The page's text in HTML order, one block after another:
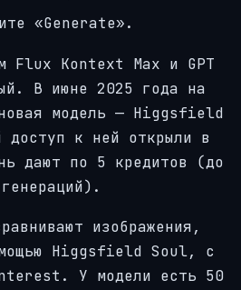
«Generate».
Flux Kontext Max и GPT
В июне 2025 года на
модель — Higgsfield
доступ к ней открыли в
дают по 5 кредитов (до
изображения,
Higgsfield Soul, с
У модели есть 50